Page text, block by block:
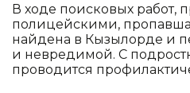
В ходе поисковых работ,
полицейскими,
найдена в Кызылорде и
и невредимой. С
проводится